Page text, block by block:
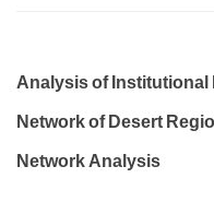
Analysis of
Network of Desert
Network Analysis